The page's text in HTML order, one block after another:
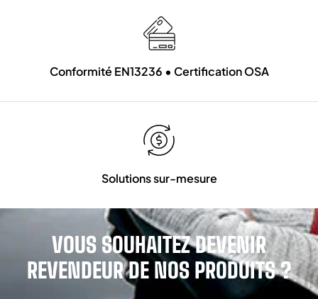
Conformité EN13236 • Certification OSA
Solutions sur-mesure
VOUS SOUHAITEZ DEVENIR
REVENDEUR DE NOS PRODUITS ?